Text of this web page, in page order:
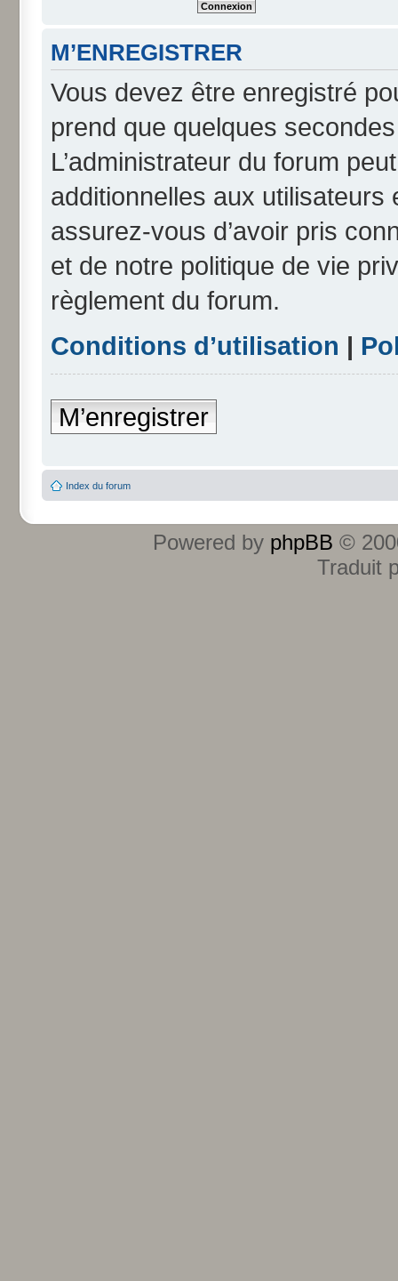
M’ENREGISTRER
Vous devez être enregistré
prend que quelques
L’administrateur du forum
additionnelles aux
assurez-vous d’avoir pris
et de notre politique de vie
règlement du forum.
Conditions d’utilisation |
M’enregistrer
Index du forum
Powered by phpBB ©
Traduit